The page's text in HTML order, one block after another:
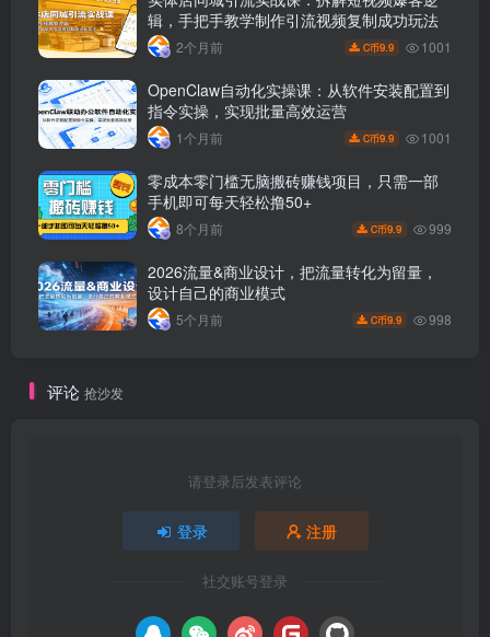
辑，手把手教学制作引流视频复制成功玩法
2个月前 C币9.9 1001
OpenClaw自动化实操课：从软件安装配置到
指令实操，实现批量高效运营
1个月前 C币9.9 1001
零成本零门槛无脑搬砖赚钱项目，只需一部
手机即可每天轻松撸50+
8个月前 C币9.9 999
2026流量&商业设计，把流量转化为留量，
设计自己的商业模式
5个月前 C币9.9 998
评论 抢沙发
请登录后发表评论
登录 注册
社交账号登录